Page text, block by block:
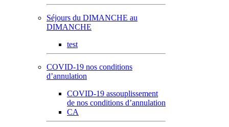
Séjours du DIMANCHE au
DIMANCHE
test
COVID-19 nos conditions
d’annulation
COVID-19 assouplissement
de nos conditions d’annulation
CA